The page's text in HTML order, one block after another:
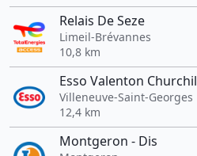
Relais De Seze
Limeil-Brévannes
10,8 km
Esso Valenton Churchil
Villeneuve-Saint-Georges
12,4 km
Montgeron - Dis